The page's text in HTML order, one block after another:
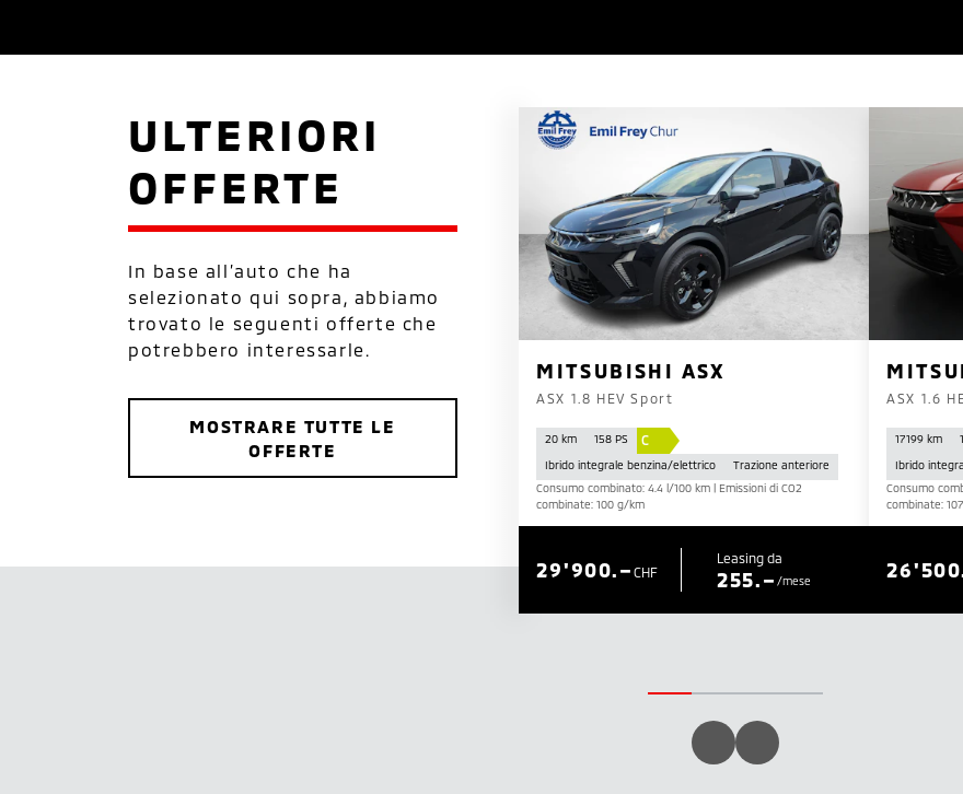
ULTERIORI
OFFERTE
In base all’auto che ha
selezionato qui sopra, abbiamo
trovato le seguenti offerte che
potrebbero interessarle.
MOSTRARE TUTTE LE
OFFERTE
MITSUBISHI ASX
ASX 1.8 HEV Sport
20 km 158 PS C
Ibrido integrale benzina/elettrico
Trazione anteriore
Consumo combinato: 4.4 l/100 km | Emissioni di CO2
combinate: 100 g/km
CHF
29'900.– Leasing da
255.– /mese
ASX 1.6
17 199 km
Ibrido
Consumo
combinate: